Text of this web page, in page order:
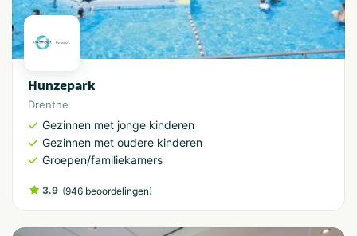
Hunzepark
Drenthe
Gezinnen met jonge kinderen
Gezinnen met oudere kinderen
Groepen/familiekamers
3.9 (946 beoordelingen)